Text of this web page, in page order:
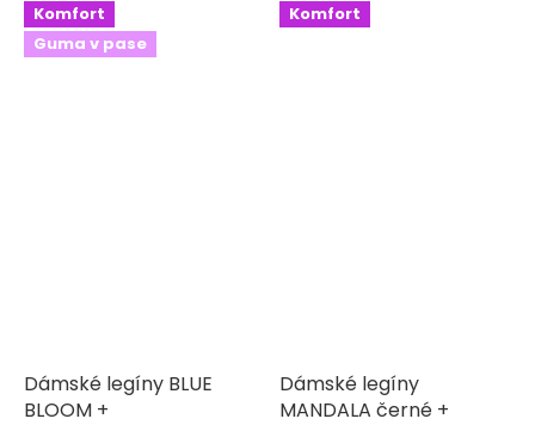
Komfort
Guma v pase
Dámské legíny BLUE
BLOOM +
Komfort
Dámské legíny
MANDALA černé +